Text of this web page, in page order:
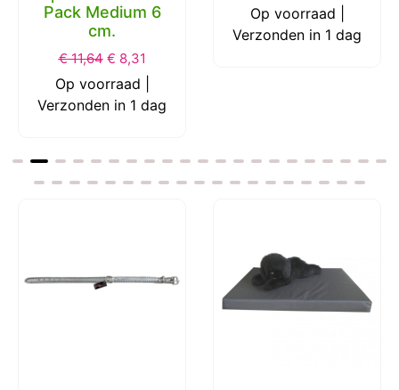
Pack Medium 6
cm.
€11,64 € 8,31
Op voorraad |
Verzonden in 1 dag
Op voorraad |
Verzonden in 1 dag